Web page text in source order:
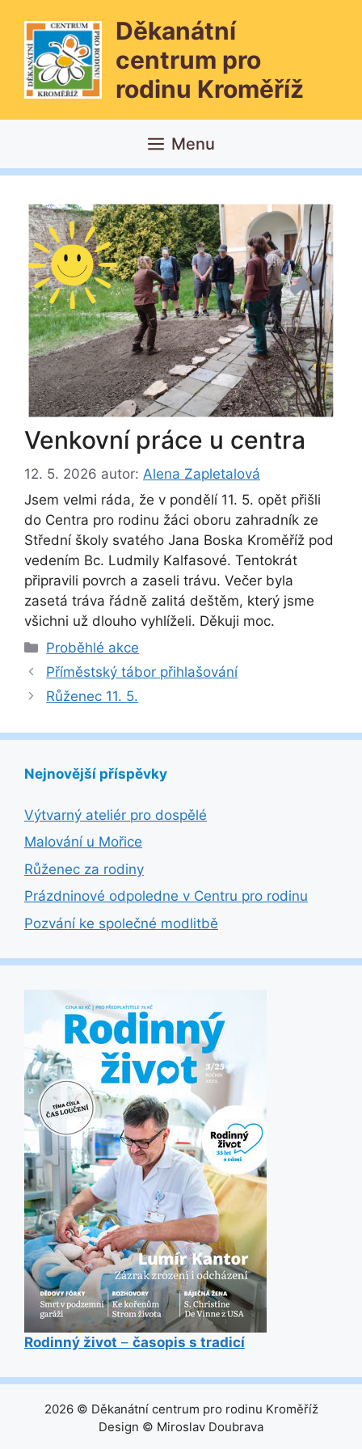
obsah
Děkanátní
centrum pro
rodinu Kroměříž
Menu
Venkovní práce u centra
12. 5. 2026 autor: Alena Zapletalová
Jsem velmi ráda, že v pondělí 11. 5. opět přišli
do Centra pro rodinu žáci oboru zahradník ze
Střední školy svatého Jana Boska Kroměříž pod
vedením Bc. Ludmily Kalfasové. Tentokrát
připravili povrch a zaseli trávu. Večer byla
zasetá tráva řádně zalitá deštěm, který jsme
všichni už dlouho vyhlíželi. Děkuji moc.
Rubriky
Proběhlé akce
Příměstský tábor přihlašování
Růženec 11. 5.
Nejnovější příspěvky
Výtvarný ateliér pro dospělé
Malování u Mořice
Růženec za rodiny
Prázdninové odpoledne v Centru pro rodinu
Pozvání ke společné modlitbě
Rodinný život – časopis s tradicí
2026 © Děkanátní centrum pro rodinu Kroměříž
Design © Miroslav Doubrava